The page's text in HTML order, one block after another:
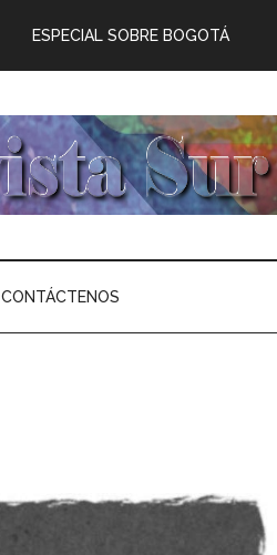
ESPECIAL SOBRE BOGOTÁ
CONTÁCTENOS